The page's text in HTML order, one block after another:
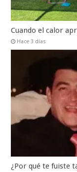
Cuando el calor
Hace 3 días
¿Por qué te fuiste